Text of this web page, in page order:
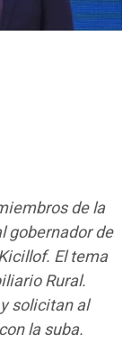
de la
gobernador de
El tema
Rural.
solicitan al
la suba.